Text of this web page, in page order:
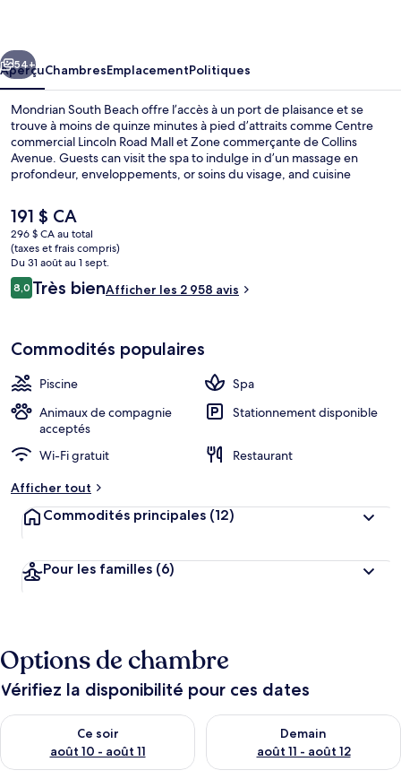
Suivant
54+
AperçuChambresEmplacementPolitiques
Mondrian South Beach offre l’accès à un port de plaisance et se
trouve à moins de quinze minutes à pied d’attraits comme Centre
commercial Lincoln Road Mall et Zone commerçante de Collins
Avenue. Guests can visit the spa to indulge in d’un massage en
profondeur, enveloppements, or soins du visage, and cuisine
déjeuner, le dîner, and le souper. À hôtel de luxe, il y a une piscine
extérieure et un bar attenant à la piscine, en plus de commodités
dans les chambres, comme des réfrigérateurs et des fours à micro-
ondes. La piscine et le personnel serviable sont des éléments très
prisés par les voyageurs.
Le
prix
actuel
est
de 191 $ CA
191 $ CA
296 $ CA au total
(taxes et frais compris)
Du 31 août au 1 sept.
Avis
8,08,0 sur 10 –
Très bienAfficher les 2 958 avis
Commodités populaires
Piscine
Spa
Animaux de compagnie
acceptés
Stationnement disponible
Wi-Fi gratuit
Restaurant
Afficher tout
Commodités principales (12)
Pour les familles (6)
Options de chambre
Vérifiez la disponibilité pour ces dates
Ce soir
août 10 - août 11
Vérifier la disponibilité pour ce soir août 10 - août 11
Demain
août 11 - août 12
Vérifier la disponibilité pour